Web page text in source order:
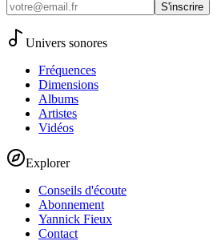
S'inscrire
Univers sonores
Fréquences
Dimensions
Albums
Artistes
Vidéos
Explorer
Conseils d'écoute
Abonnement
Yannick Fieux
Contact